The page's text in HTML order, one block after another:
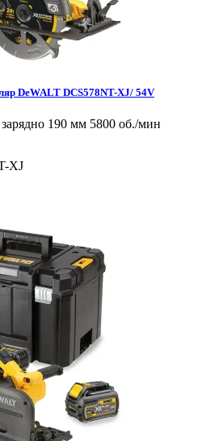
DeWALT DCS578NT-XJ/ 54V
190 мм 5800 об./мин
XJ